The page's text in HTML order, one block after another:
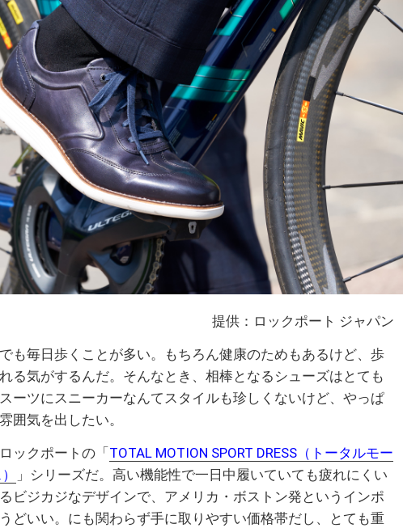
提供：ロックポート ジャパン
も毎日歩くことが多い。もちろん健康のためもあるけど、歩
る気がするんだ。そんなとき、相棒となるシューズはとても
ーツにスニーカーなんてスタイルも珍しくないけど、やっぱ
囲気を出したい。
ックポートの「 TOTAL MOTION SPORT DRESS（トータルモー
」シリーズだ。高い機能性で一日中履いていても疲れにくい
ビジカジなデザインで、アメリカ・ボストン発というインポ
どいい。にも関わらず手に取りやすい価格帯だし、とても重